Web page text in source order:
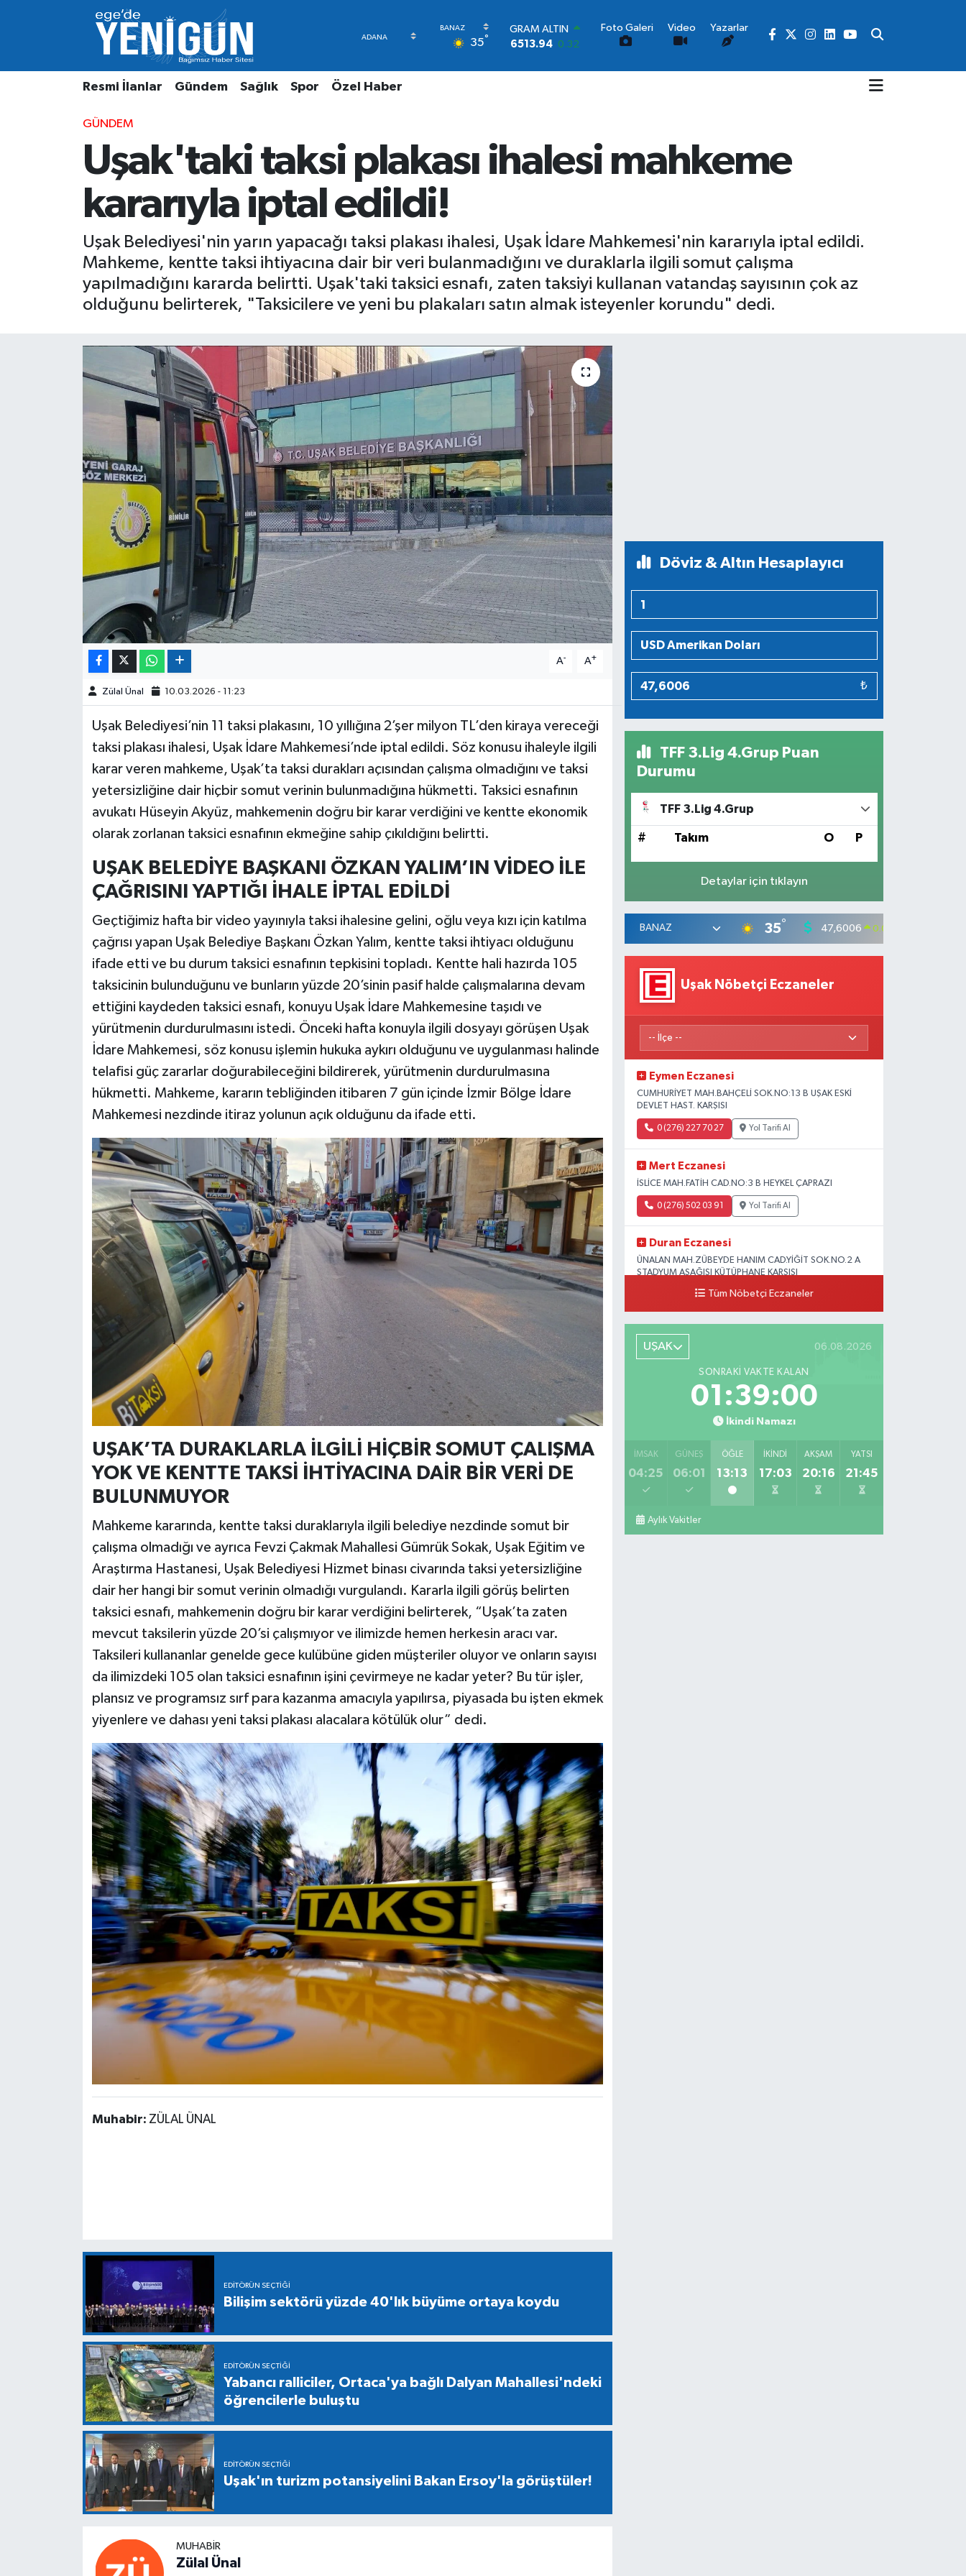
35°
GRAM ALTIN
6513.94 0.32
13.768 48
55,0250 0.02
Foto Galeri Video Yazarlar
Resmi İlanlar Gündem Sağlık Spor Özel Haber
GÜNDEM
Uşak'taki taksi plakası ihalesi mahkeme
kararıyla iptal edildi!
Uşak Belediyesi'nin yarın yapacağı taksi plakası ihalesi, Uşak İdare Mahkemesi'nin kararıyla iptal edildi.
Mahkeme, kentte taksi ihtiyacına dair bir veri bulanmadığını ve duraklarla ilgili somut çalışma
yapılmadığını kararda belirtti. Uşak'taki taksici esnafı, zaten taksiyi kullanan vatandaş sayısının çok az
olduğunu belirterek, "Taksicilere ve yeni bu plakaları satın almak isteyenler korundu" dedi.
A- A+
Zülal Ünal 10.03.2026 - 11:23
Uşak Belediyesi’nin 11 taksi plakasını, 10 yıllığına 2’şer milyon TL’den kiraya vereceği
taksi plakası ihalesi, Uşak İdare Mahkemesi’nde iptal edildi. Söz konusu ihaleyle ilgili
karar veren mahkeme, Uşak’ta taksi durakları açısından çalışma olmadığını ve taksi
yetersizliğine dair hiçbir somut verinin bulunmadığına hükmetti. Taksici esnafının
avukatı Hüseyin Akyüz, mahkemenin doğru bir karar verdiğini ve kentte ekonomik
olarak zorlanan taksici esnafının ekmeğine sahip çıkıldığını belirtti.
UŞAK BELEDİYE BAŞKANI ÖZKAN YALIM’IN VİDEO İLE
ÇAĞRISINI YAPTIĞI İHALE İPTAL EDİLDİ
Geçtiğimiz hafta bir video yayınıyla taksi ihalesine gelini, oğlu veya kızı için katılma
çağrısı yapan Uşak Belediye Başkanı Özkan Yalım, kentte taksi ihtiyacı olduğunu
ifade etti ve bu durum taksici esnafının tepkisini topladı. Kentte hali hazırda 105
taksicinin bulunduğunu ve bunların yüzde 20’sinin pasif halde çalışmalarına devam
ettiğini kaydeden taksici esnafı, konuyu Uşak İdare Mahkemesine taşıdı ve
yürütmenin durdurulmasını istedi. Önceki hafta konuyla ilgili dosyayı görüşen Uşak
İdare Mahkemesi, söz konusu işlemin hukuka aykırı olduğunu ve uygulanması halinde
telafisi güç zararlar doğurabileceğini bildirerek, yürütmenin durdurulmasına
hükmetti. Mahkeme, kararın tebliğinden itibaren 7 gün içinde İzmir Bölge İdare
Mahkemesi nezdinde itiraz yolunun açık olduğunu da ifade etti.
UŞAK’TA DURAKLARLA İLGİLİ HİÇBİR SOMUT ÇALIŞMA
YOK VE KENTTE TAKSİ İHTİYACINA DAİR BİR VERİ DE
BULUNMUYOR
Mahkeme kararında, kentte taksi duraklarıyla ilgili belediye nezdinde somut bir
çalışma olmadığı ve ayrıca Fevzi Çakmak Mahallesi Gümrük Sokak, Uşak Eğitim ve
Araştırma Hastanesi, Uşak Belediyesi Hizmet binası civarında taksi yetersizliğine
dair her hangi bir somut verinin olmadığı vurgulandı. Kararla ilgili görüş belirten
taksici esnafı, mahkemenin doğru bir karar verdiğini belirterek, “Uşak’ta zaten
mevcut taksilerin yüzde 20’si çalışmıyor ve ilimizde hemen herkesin aracı var.
Taksileri kullananlar genelde gece kulübüne giden müşteriler oluyor ve onların sayısı
da ilimizdeki 105 olan taksici esnafının işini çevirmeye ne kadar yeter? Bu tür işler,
plansız ve programsız sırf para kazanma amacıyla yapılırsa, piyasada bu işten ekmek
yiyenlere ve dahası yeni taksi plakası alacalara kötülük olur” dedi.
Muhabir: ZÜLAL ÜNAL
EDITÖRÜN SEÇTIĞI
Bilişim sektörü yüzde 40'lık büyüme ortaya koydu
EDITÖRÜN SEÇTIĞI
Yabancı ralliciler, Ortaca'ya bağlı Dalyan Mahallesi'ndeki
öğrencilerle buluştu
EDITÖRÜN SEÇTIĞI
Uşak'ın turizm potansiyelini Bakan Ersoy'la görüştüler!
MUHABIR
Zülal Ünal
Döviz & Altın Hesaplayıcı
₺
TFF 3.Lig 4.Grup Puan
Durumu
TFF 3.Lig 4.Grup
# Takım O P
Detaylar için tıklayın
35° 47,6006 0.06
Uşak Nöbetçi Eczaneler
Eymen Eczanesi
CUMHURİYET MAH.BAHÇELİ SOK.NO:13 B UŞAK ESKİ
DEVLET HAST. KARŞISI
0 (276) 227 70 27 Yol Tarifi Al
Mert Eczanesi
İSLİCE MAH.FATİH CAD.NO:3 B HEYKEL ÇAPRAZI
0 (276) 502 03 91 Yol Tarifi Al
Duran Eczanesi
ÜNALAN MAH.ZÜBEYDE HANIM CAD.YİĞİT SOK.NO.2 A
STADYUM AŞAĞISI KÜTÜPHANE KARŞISI
0 (276) 224 51 77 Yol Tarifi Al
Tüm Nöbetçi Eczaneler
UŞAK 06.08.2026
SONRAKI VAKTE KALAN
01:38:59
İkindi Namazı
İMSAK
04:25
GÜNEŞ
06:01
ÖĞLE
13:13
İKINDI
17:03
AKŞAM
20:16
YATSI
21:45
Aylık Vakitler
Resmi İlanlar
Gündem
Özel Haber
Beyoğlu Nöbetçi Eczaneler
Beyoğlu Hava Durumu
Beyoğlu Trafik Yoğunluk Haritası
Süper Lig Puan Durumu ve Fikstür
Tüm Manşetler
Son Dakika Haberleri